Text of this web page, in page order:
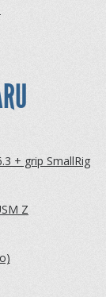
+ grip SmallRig
Z